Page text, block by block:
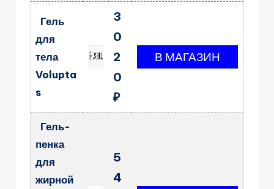
Гель
для
тела
Volupta
s
3
0
2
0
₽
Гель-
пенка
для
жирной
5
4